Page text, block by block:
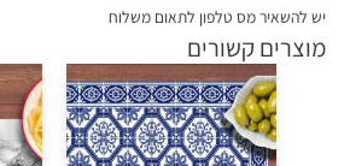
יש להשאיר מס טלפון לתאום משלוח
מוצרים קשורים